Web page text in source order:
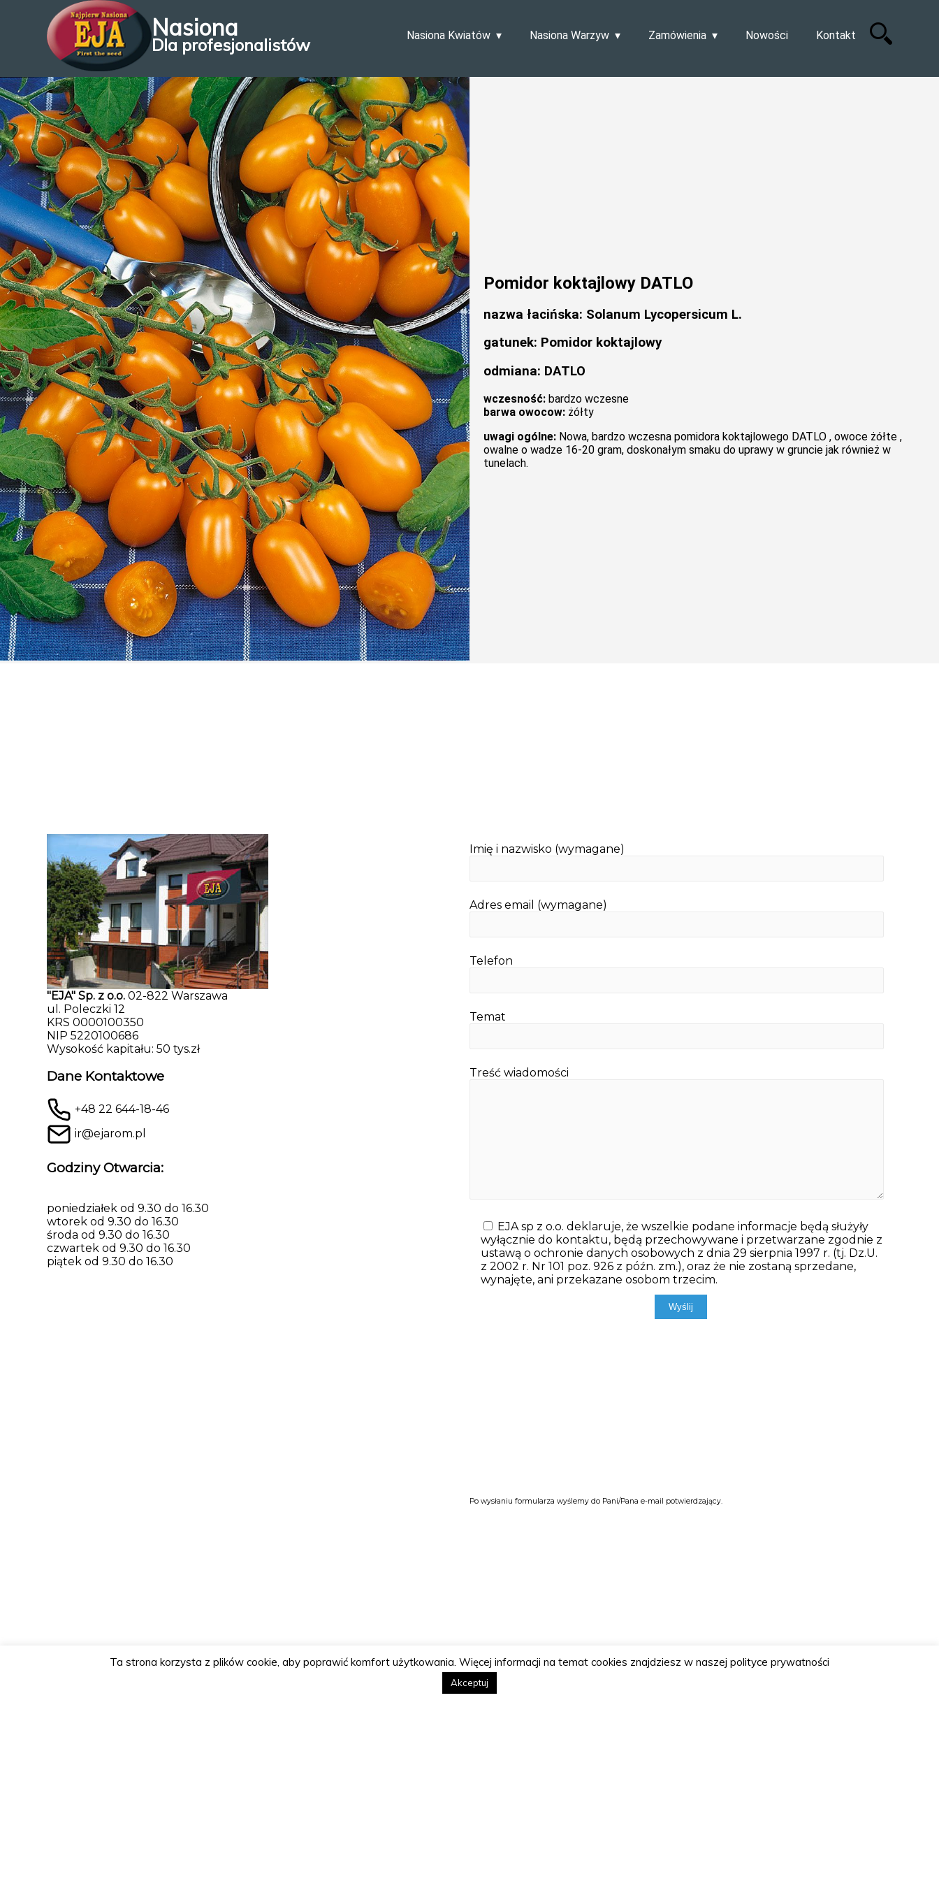
Nasiona
Dla profesjonalistów Nasiona Kwiatów Nasiona Warzyw Zamówienia Nowości Kontakt
Pomidor koktajlowy DATLO
nazwa łacińska: Solanum Lycopersicum L.
gatunek: Pomidor koktajlowy
odmiana: DATLO
wczesność: bardzo wczesne
barwa owocow: żółty
uwagi ogólne: Nowa, bardzo wczesna pomidora koktajlowego DATLO , owoce żółte ,
owalne o wadze 16-20 gram, doskonałym smaku do uprawy w gruncie jak również w
tunelach.
"EJA" Sp. z o.o. 02-822 Warszawa
ul. Poleczki 12
KRS 0000100350
NIP 5220100686
Wysokość kapitału: 50 tys.zł
Dane Kontaktowe
+48 22 644-18-46
ir@ejarom.pl
Godziny Otwarcia:
poniedziałek od 9.30 do 16.30
wtorek od 9.30 do 16.30
środa od 9.30 do 16.30
czwartek od 9.30 do 16.30
piątek od 9.30 do 16.30
Imię i nazwisko (wymagane)
Adres email (wymagane)
Telefon
Temat
Treść wiadomości
EJA sp z o.o. deklaruje, że wszelkie podane informacje będą służyły
wyłącznie do kontaktu, będą przechowywane i przetwarzane zgodnie z
ustawą o ochronie danych osobowych z dnia 29 sierpnia 1997 r. (tj. Dz.U.
z 2002 r. Nr 101 poz. 926 z późn. zm.), oraz że nie zostaną sprzedane,
wynajęte, ani przekazane osobom trzecim.
Po wysłaniu formularza wyślemy do Pani/Pana e-mail potwierdzający.
Ta strona korzysta z plików cookie, aby poprawić komfort użytkowania. Więcej informacji na temat cookies znajdziesz w naszej polityce prywatności
Akceptuj